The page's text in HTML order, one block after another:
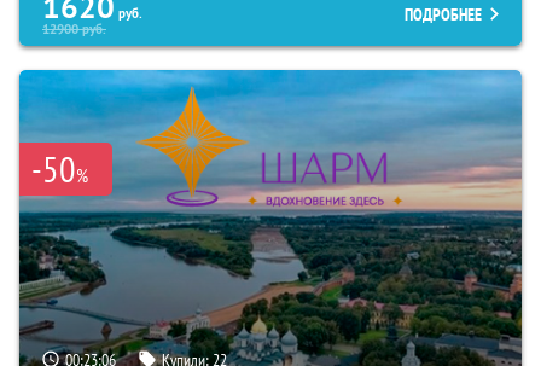
руб.
12900руб.
ПОДРОБНЕЕ
-50%
00:23:04 Купили:22